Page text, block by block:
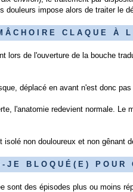
douleurs impose alors de traiter le
Â C H O I R E C L A Q U E À L
lors de l'ouverture de la bouche
déplacé en avant n'est donc
l'anatomie redevient normale.
isolé non douloureux et non gênant
- J E B L O Q U É ( E ) P O U
sont des épisodes plus ou moins